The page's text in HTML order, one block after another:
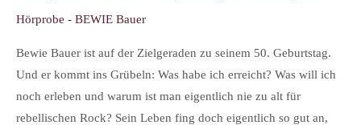
Hörprobe - BEWIE Bauer
Bewie Bauer ist auf der Zielgeraden zu seinem 50. Geburtstag.
Und er kommt ins Grübeln: Was habe ich erreicht? Was will ich
noch erleben und warum ist man eigentlich nie zu alt für
rebellischen Rock? Sein Leben fing doch eigentlich so gut an,